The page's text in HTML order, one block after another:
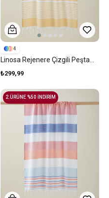
₺299,99
4
2.ÜRÜNE %50 İNDİRİM